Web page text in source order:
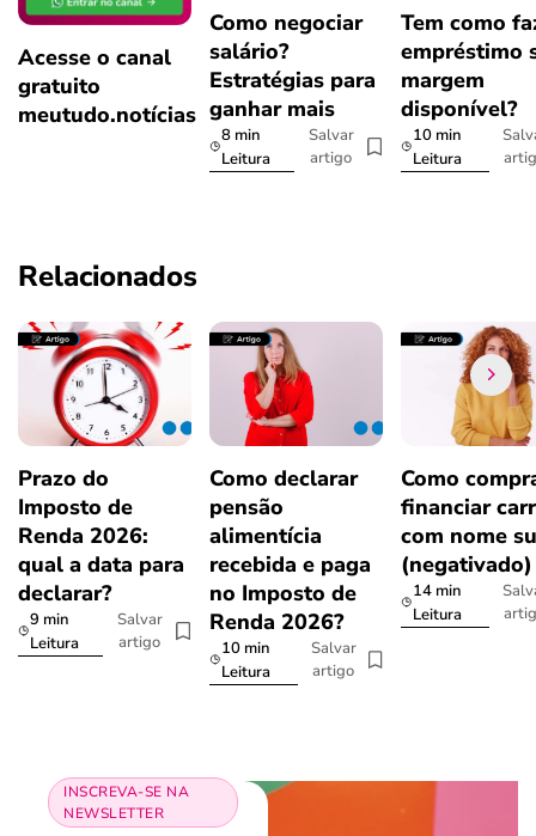
Acesse o canal
gratuito
meutudo.notícias
Como negociar
salário?
Estratégias para
ganhar mais
8 min
Leitura
Salvar
artigo
Tem como
empréstimo
margem
disponível?
10 min
Leitura
Relacionados
Prazo do
Imposto de
Renda 2026:
qual a data para
declarar?
9 min
Leitura
Salvar
artigo
Como declarar
pensão
alimentícia
recebida e paga
no Imposto de
Renda 2026?
10 min
Leitura
Salvar
artigo
Como
financiar
com nome
(negativado)
14 min
Leitura
INSCREVA-SE NA
NEWSLETTER